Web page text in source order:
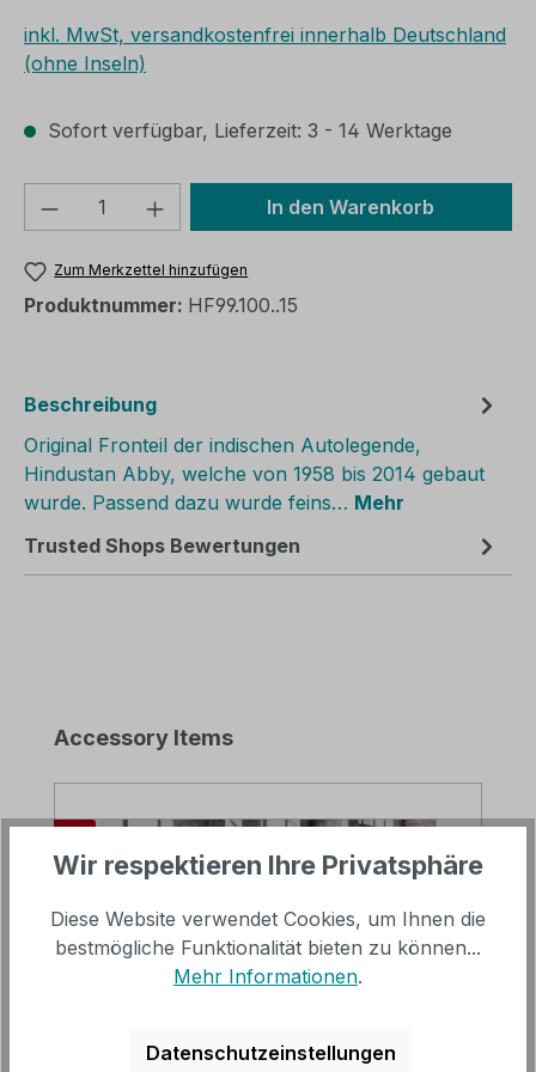
inkl. MwSt, versandkostenfrei innerhalb Deutschland
(ohne Inseln)
Sofort verfügbar, Lieferzeit: 3 - 14 Werktage
Produkt Anzahl: Gib denIn den Warenkorb
Zum Merkzettel hinzufügen
Produktnummer: HF99.100..15
Beschreibung
Original Fronteil der indischen Autolegende,
Hindustan Abby, welche von 1958 bis 2014 gebaut
wurde. Passend dazu wurde feins… Mehr
Trusted Shops Bewertungen
Produktgalerie überspringen
Accessory Items
Wir respektieren Ihre Privatsphäre
Diese Website verwendet Cookies, um Ihnen die
bestmögliche Funktionalität bieten zu können...
Mehr Informationen.
Datenschutzeinstellungen